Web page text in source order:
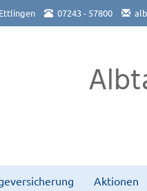
07243 - 57800
Aktionen